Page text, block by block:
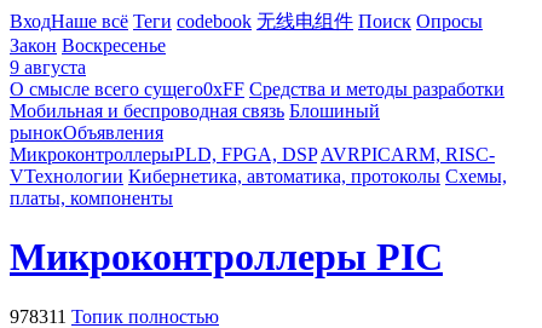
ВходНаше всё Теги codebook 无线电组件 Поиск Опросы
Закон Воскресенье
9 августа
О смысле всего сущего0xFF Средства и методы разработки
Мобильная и беспроводная связь Блошиный
рынокОбъявления
МикроконтроллерыPLD, FPGA, DSP AVRPICARM, RISC-
VТехнологии Кибернетика, автоматика, протоколы Схемы,
платы, компоненты
Микроконтроллеры PIC
978311 Топик полностью